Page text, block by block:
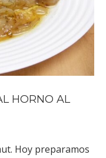
HORNO AL
Hoy preparamos